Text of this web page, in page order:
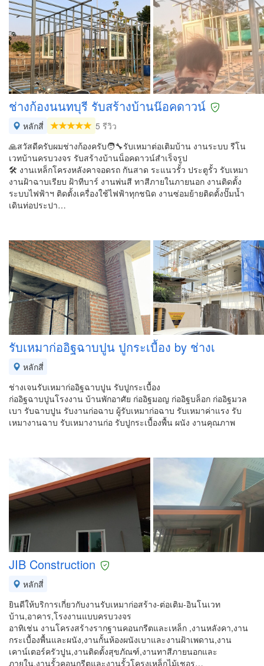
ช่างก้องนนทบุรี รับสร้างบ้านน๊อค​ดาวน์
หลักสี่
5 รีวิว
🙏สวัสดีครับผมช่างก้องครับ🧑‍🔧รับเหมาต่อเติมบ้าน งานระบบ รีโน
เวทบ้านครบวงจร รับสร้างบ้านน็อคดาวน์สำเร็จรูป
🛠️ งานเหล็กโครงหลังคา​จอดรถ​ กันสาด ระแนวรั้ว​ ประตูรั้ว รับเหมา
งานฝ้าฉาบเรียบ ฝ้าทีบาร์ งานพ่นสี ทาสีภายในภายนอก งานติดตั้ง
ระบบไฟฟ้า​ฯ ติดตั้งเครื่องใช้ไฟฟ้าทุกชนิด​ งานซ่อมย้ายติดตั้งปั๊มน้ำ
เดินท่อประปา​…
รับเหมาก่ออิฐฉาบปูน ปูกระเบื้อง by ช่างเ
หลักสี่
ช่างเจนรับเหมาก่ออิฐฉาบปูน รับปูกระเบื้อง
ก่ออิฐฉาบปูนโรงงาน บ้านพักอาศัย ก่ออิฐมอญ ก่ออิฐบล็อก ก่ออิฐมวล
เบา รับฉาบปูน รับงานก่อฉาบ ผู้รับเหมาก่อฉาบ รับเหมาค่าแรง รับ
เหมางานฉาบ รับเหมางานก่อ รับปูกระเบื้องพื้น ผนัง งานคุณภาพ
JIB Construction
หลักสี่
ยินดีให้บริการเกี่ยวกับงานรับเหมาก่อสร้าง-ต่อเติม-อินโนเวท
บ้าน,อาคาร,โรงงานแบบครบวงจร
อาทิเช่น งานโครงสร้างรากฐานคอนกรีตและเหล็ก ,งานหลังคา,งาน
กระเบื้องพื้นและผนัง,งานกั้นห้องผนังเบาและงานฝ้าเพดาน,งาน
เคาน์เตอร์ครัวปูน,งานติดตั้งสุขภัณฑ์,งานทาสีภายนอกและ
ภายใน,งานรั้วคอนกรีตและงานรั้วโครงเหล็กไม้เชอร…